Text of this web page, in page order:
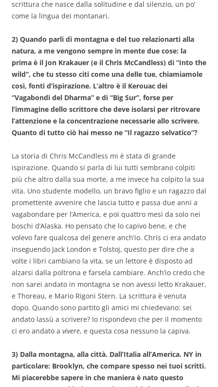
scrittura che nasce dalla solitudine e dal silenzio, un po’
come la lingua dei montanari.
2) Quando parli di montagna e del tuo relazionarti alla
natura, a me vengono sempre in mente due cose: la
prima è il Jon Krakauer (e il Chris McCandless) di “Into the
wild”, che tu stesso citi come una delle tue, chiamiamole
così, fonti d’ispirazione. L’altro è il Kerouac dei
“Vagabondi del Dharma” e di “Big Sur”, forse per
l’immagine dello scrittore che deve isolarsi per ritrovare
l’attenzione e la concentrazione necessarie allo scrivere.
Quanto di tutto ciò hai messo ne “Il ragazzo selvatico”?
La storia di Chris McCandless mi è stata di grande
ispirazione. Quando si parla di lui tutti sembrano colpiti
più che altro dalla sua morte, a me invece ha colpito la sua
vita. Uno studente modello, un bravo figlio e un ragazzo dal
promettente avvenire che lascia tutto e passa due anni a
vagabondare per l’America, e poi quattro mesi da solo nei
boschi d’Alaska. Ho pensato che lo capivo bene, e che
volevo fare qualcosa del genere anch’io. Chris ci era andato
inseguendo Jack London e Tolstoj, questo per dire che a
volte i libri cambiano la vita, se un lettore è disposto ad
alzarsi dalla poltrona e farsela cambiare. Anch’io credo che
non sarei andato in montagna se non avessi letto Krakauer,
e Thoreau, e Mario Rigoni Stern. La scrittura è venuta
dopo. Quando sono partito gli amici mi chiedevano: sei
andato lassù a scrivere? Io rispondevo che per il momento
ci ero andato a vivere, e questa cosa nessuno la capiva.
3) Dalla montagna, alla città. Dall’Italia all’America. NY in
particolare: Brooklyn, che compare spesso nei tuoi scritti.
Mi piacerebbe sapere in che maniera è nato questo